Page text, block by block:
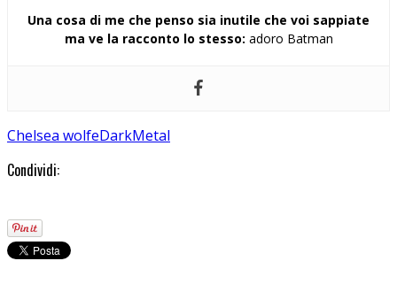
Una cosa di me che penso sia inutile che voi sappiate
ma ve la racconto lo stesso: adoro Batman
Chelsea wolfeDarkMetal
Condividi: